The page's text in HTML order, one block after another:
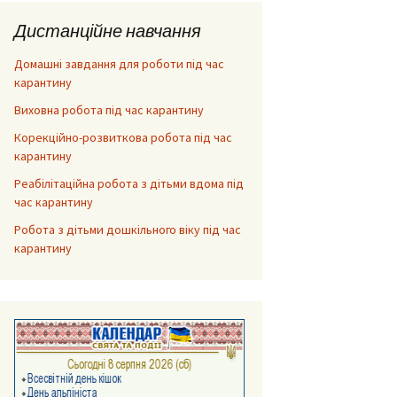
Дистанційне навчання
Домашні завдання для роботи під час
карантину
Виховна робота під час карантину
Корекційно-розвиткова робота під час
карантину
Реабілітаційна робота з дітьми вдома під
час карантину
Робота з дітьми дошкільного віку під час
карантину